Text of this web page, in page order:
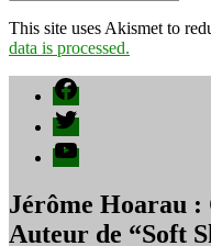
This site uses Akismet to
data is processed.
Facebook
Twitter
YouTube
Jérôme Hoarau :
Auteur de “Soft